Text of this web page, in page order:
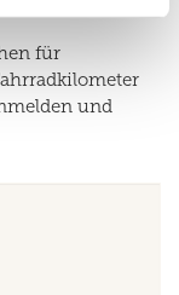
für
und